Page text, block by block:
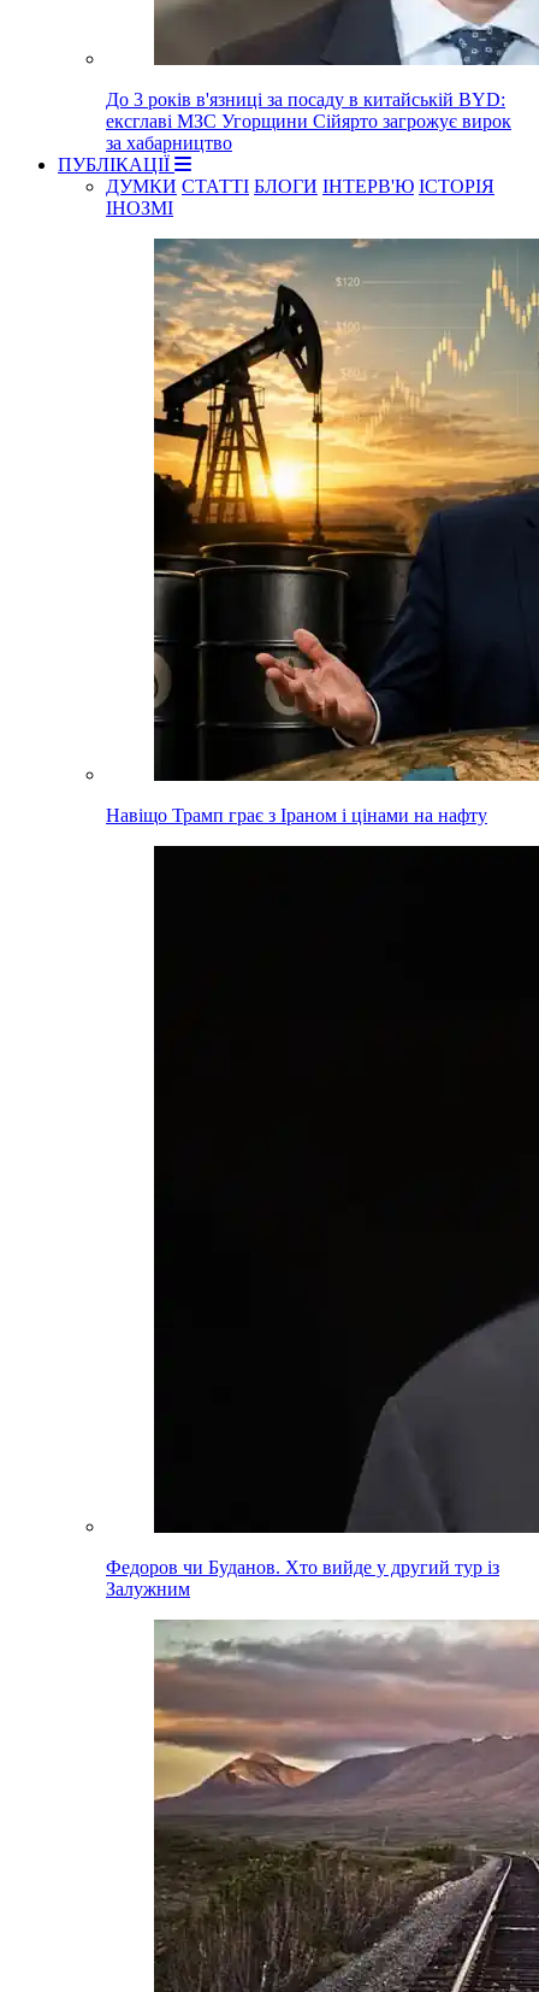
До 3 років в'язниці за посаду в китайській BYD:
ексглаві МЗС Угорщини Сійярто загрожує вирок
за хабарництво
ПУБЛІКАЦІЇ
ДУМКИ СТАТТІ БЛОГИ ІНТЕРВ'Ю ІСТОРІЯ
ІНОЗМІ
Навіщо Трамп грає з Іраном і цінами на нафту
Федоров чи Буданов. Хто вийде у другий тур із
Залужним